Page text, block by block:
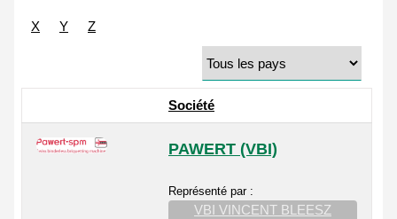
X Y Z
Société
PAWERT (VBI)
Représenté par :
VBI VINCENT BLEESZ